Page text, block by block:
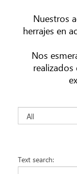
Nuestros
herrajes en
Nos
Text search: